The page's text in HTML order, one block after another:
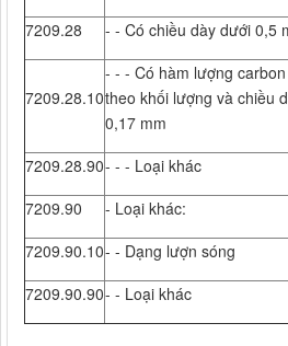
7209.28
- - Có chiều dày dưới 0,5
7209.28.10
- - - Có hàm lượng
theo khối lượng và chiều
0,17 mm
7209.28.90- - - Loại khác
7209.90
- Loại khác:
7209.90.10- - Dạng lượn sóng
7209.90.90- - Loại khác